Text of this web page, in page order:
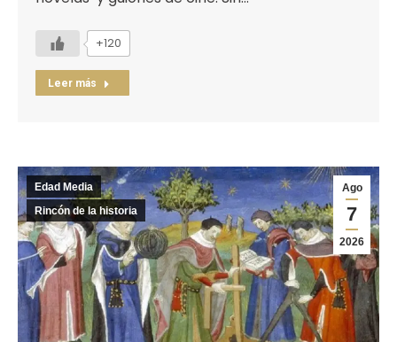
+120
Leer más
Ago
7
2026
Edad Media
Rincón de la historia